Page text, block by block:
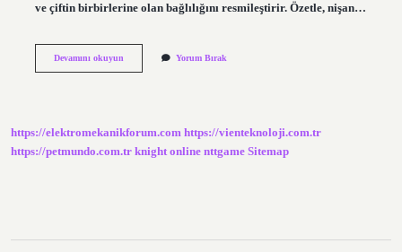
ve çiftin birbirlerine olan bağlılığını resmileştirir. Özetle, nişan…
Devamını okuyunİNgilizcede
Yorum Bırak
https://elektromekanikforum.com https://vienteknoloji.com.tr
https://petmundo.com.tr knight online nttgame Sitemap